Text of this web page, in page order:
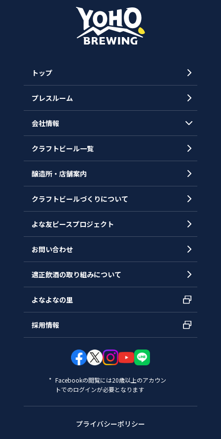
トップ
プレスルーム
会社情報
会社概要
沿革
クラフトビール一覧
醸造所・店舗案内
クラフトビールづくりについて
よな友ピースプロジェクト
お問い合わせ
適正飲酒の取り組みについて
よなよなの里
採用情報
Facebookの閲覧には20歳以上のアカウン
トでのログインが必要となります
プライバシーポリシー